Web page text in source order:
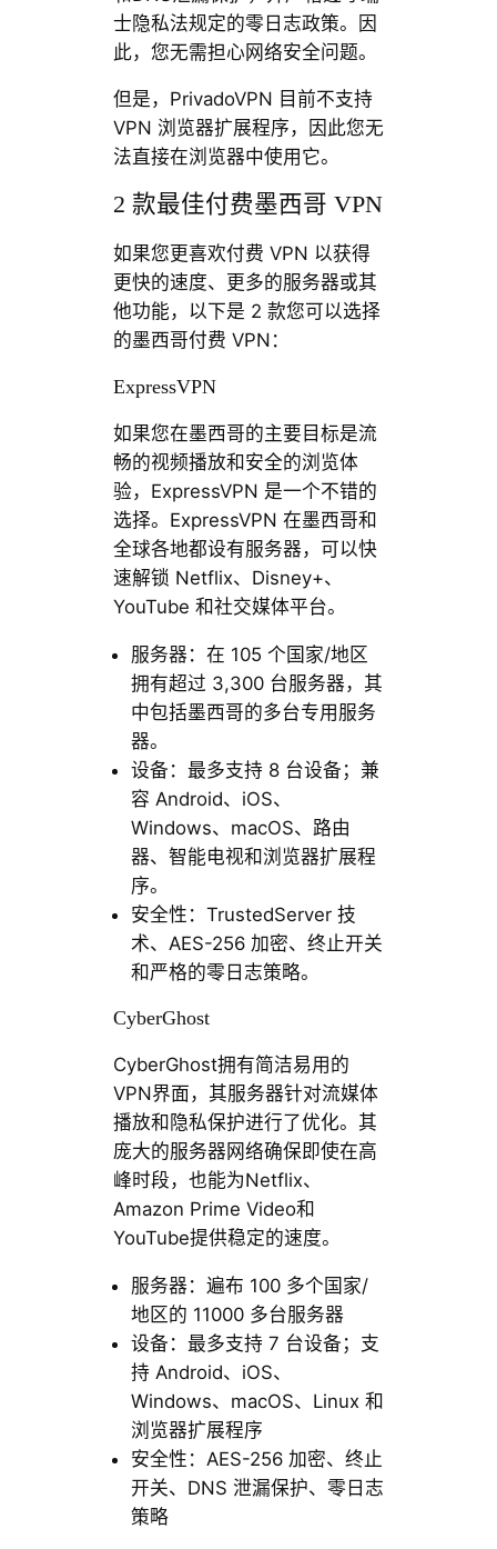
士隐私法规定的零日志政策。因
此，您无需担心网络安全问题。
但是，PrivadoVPN 目前不支持
VPN 浏览器扩展程序，因此您无
法直接在浏览器中使用它。
2 款最佳付费墨西哥 VPN
如果您更喜欢付费 VPN 以获得
更快的速度、更多的服务器或其
他功能，以下是 2 款您可以选择
的墨西哥付费 VPN：
ExpressVPN
如果您在墨西哥的主要目标是流
畅的视频播放和安全的浏览体
验，ExpressVPN 是一个不错的
选择。ExpressVPN 在墨西哥和
全球各地都设有服务器，可以快
速解锁 Netflix、Disney+、
YouTube 和社交媒体平台。
服务器：在 105 个国家/地区
拥有超过 3,300 台服务器，其
中包括墨西哥的多台专用服务
器。
设备：最多支持 8 台设备；兼
容 Android、iOS、
Windows、macOS、路由
器、智能电视和浏览器扩展程
序。
安全性：TrustedServer 技
术、AES-256 加密、终止开关
和严格的零日志策略。
CyberGhost
Cyber​​Ghost拥有简洁易用的
VPN界面，其服务器针对流媒体
播放和隐私保护进行了优化。其
庞大的服务器网络确保即使在高
峰时段，也能为Netflix、
Amazon Prime Video和
YouTube提供稳定的速度。
服务器：遍布 100 多个国家/
地区的 11000 多台服务器
设备：最多支持 7 台设备；支
持 Android、iOS、
Windows、macOS、Linux 和
浏览器扩展程序
安全性：AES-256 加密、终止
开关、DNS 泄漏保护、零日志
策略